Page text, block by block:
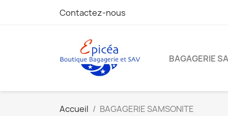
Contactez-nous
BAGAGERIE
Accueil BAGAGERIE SAMSONITE